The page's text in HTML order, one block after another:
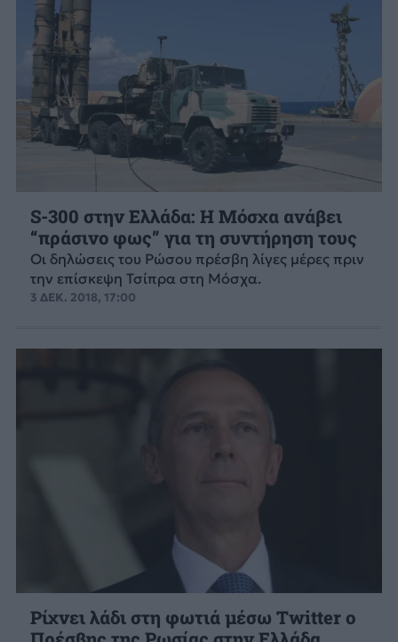
S-300 στην Ελλάδα: Η Μόσχα ανάβει
“πράσινο φως” για τη συντήρηση τους
Οι δηλώσεις του Ρώσου πρέσβη λίγες μέρες πριν
την επίσκεψη Τσίπρα στη Μόσχα.
3 ΔΕΚ. 2018, 17:00
Ρίχνει λάδι στη φωτιά μέσω Twitter ο